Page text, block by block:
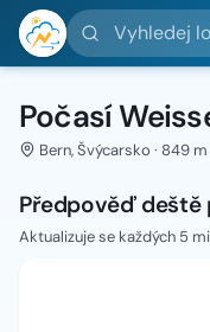
Vyhledej lokality
Počasí
Bern, Švýcarsko · 849 m
Předpověď deště
Aktualizuje se každých 5